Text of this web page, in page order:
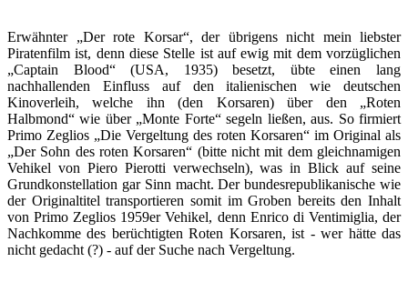
Erwähnter „Der rote Korsar“, der übrigens nicht mein liebster
Piratenfilm ist, denn diese Stelle ist auf ewig mit dem vorzüglichen
„Captain Blood“ (USA, 1935) besetzt, übte einen lang
nachhallenden Einfluss auf den italienischen wie deutschen
Kinoverleih, welche ihn (den Korsaren) über den „Roten
Halbmond“ wie über „Monte Forte“ segeln ließen, aus. So firmiert
Primo Zeglios „Die Vergeltung des roten Korsaren“ im Original als
„Der Sohn des roten Korsaren“ (bitte nicht mit dem gleichnamigen
Vehikel von Piero Pierotti verwechseln), was in Blick auf seine
Grundkonstellation gar Sinn macht. Der bundesrepublikanische wie
der Originaltitel transportieren somit im Groben bereits den Inhalt
von Primo Zeglios 1959er Vehikel, denn Enrico di Ventimiglia, der
Nachkomme des berüchtigten Roten Korsaren, ist - wer hätte das
nicht gedacht (?) - auf der Suche nach Vergeltung.